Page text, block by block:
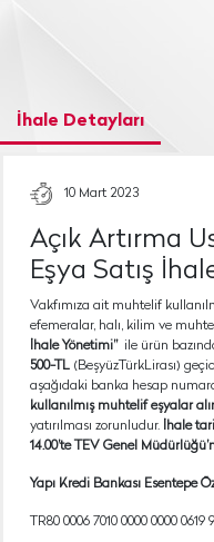
İhale Detayları
10 Mart 2023
Açık Artırma
Eşya Satış
Vakfımıza ait muhtelif
efemeralar, halı, kilim ve
İhale Yönetimi” ile ürün
500-TL (BeşyüzTürkLirası)
aşağıdaki banka hesap
kullanılmış muhtelif eşyalar
yatırılması zorunludur.
İhale
14.00’te TEV Genel
Yapı Kredi Bankası Esentepe
TR80 0006 7010 0000 0000 0619